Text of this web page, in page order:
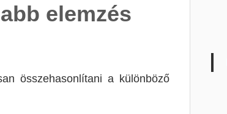
elemzés
összehasonlítani a különböző